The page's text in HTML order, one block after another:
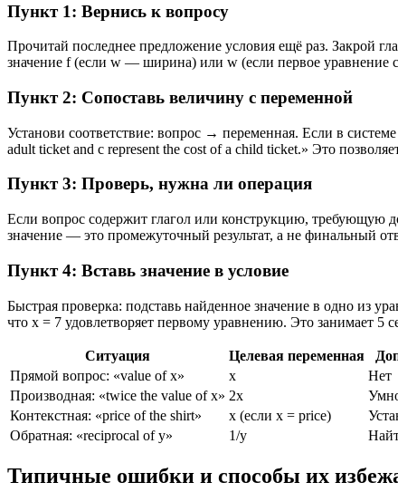
Пункт 1: Вернись к вопросу
Прочитай последнее предложение условия ещё раз. Закрой
значение f (если w — ширина) или w (если первое уравнение
Пункт 2: Сопоставь величину с переменной
Установи соответствие: вопрос → переменная. Если в
adult ticket and c represent the cost of a child ticket.» Это
Пункт 3: Проверь, нужна ли операция
Если вопрос содержит глагол или конструкцию, требующую
значение — это промежуточный результат, а не финальный
Пункт 4: Вставь значение в условие
Быстрая проверка: подставь найденное значение в одно из
что x = 7 удовлетворяет первому уравнению. Это занимает 5
Ситуация Целевая переменная
Прямой вопрос: «value of x»
x
Нет
Производная: «twice the value of x» 2x
Контекстная: «price of the shirt»
x (если x = price)
Обратная: «reciprocal of y»
1/y
Типичные ошибки и способы их